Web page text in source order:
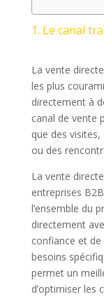
1. Le canal
La vente
les plus
directement à
canal de vente
que des
ou des
La vente
entreprises
l’ensemble du
directement
confiance et de
besoins
permet un
d’optimiser les